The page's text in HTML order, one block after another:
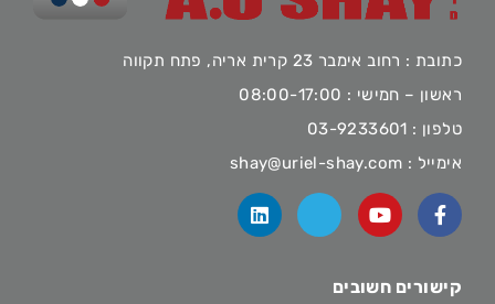
כתובת : רחוב אימבר 23 קרית אריה, פתח תקווה
ראשון – חמישי : 08:00-17:00
טלפון : 03-9233601
אימייל : shay@uriel-shay.com
קישורים חשובים